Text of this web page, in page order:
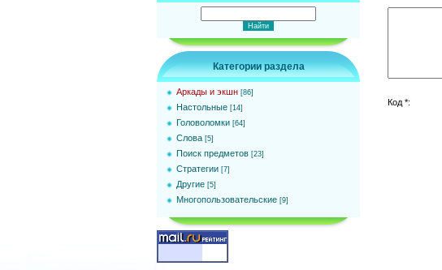
Категории раздела
Аркады и экшн [86]
Настольные [14]
Головоломки [64]
Слова [5]
Поиск предметов [23]
Стратегии [7]
Другие [5]
Многопользовательские [9]
Код *: